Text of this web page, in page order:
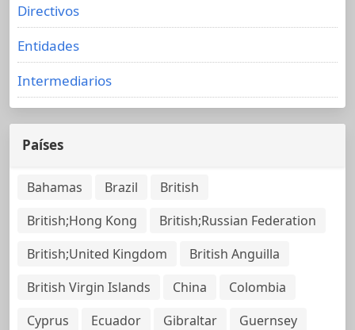
Directivos
Entidades
Intermediarios
Países
Bahamas Brazil
British
British;Hong Kong
British;Russian Federation
British;United Kingdom
British Anguilla
British Virgin Islands
China
Colombia
Cyprus
Ecuador Gibraltar
Guernsey